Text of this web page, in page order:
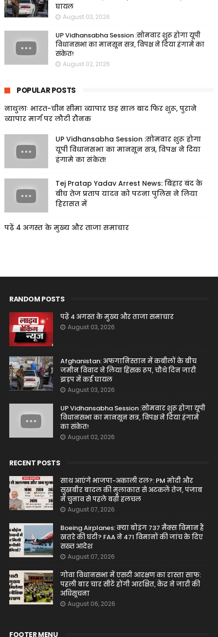
घायल
August 03, 2026
UP Vidhansabha Session :सोमवार शुरू होगा यूपी
विधानसभा का मानसून सत्र, विपक्ष ने दिया हंगामे का
संकेत!
August 02, 2026
POPULAR POSTS
नाथुलाः भारत-चीन सीमा व्यापार छह साल बाद फिर शुरू, पुराने
व्यापार मार्ग पर लौटी रौनक
UP Vidhansabha Session :सोमवार शुरू होगा
यूपी विधानसभा का मानसून सत्र, विपक्ष ने दिया
हंगामे का संकेत!
Tej Pratap Yadav Arrest News: बिहार बंद के
बीच तेज प्रताप यादव को पटना पुलिस ने लिया
हिरासत में
पढ़ें 4 अगस्त के मुख्य और ताजा समाचार
RANDOM POSTS
पढ़ें 4 अगस्त के मुख्य और ताजा समाचार
August 03, 2026
Afghanistan: अफगानिस्तान में कबीलों के बीच
जमीन विवाद ने लिया हिंसक रूप, चौथे दिन जारी
झड़प में कई घायल
August 03, 2026
UP Vidhansabha Session :सोमवार शुरू होगा यूपी
विधानसभा का मानसून सत्र, विपक्ष ने दिया हंगामे
का संकेत!
August 02, 2026
RECENT POSTS
साथ आएंगे भाजपा-अकाली दल?: PM मोदी और
सुखबीर बादल की मुलाकात से अटकलें तेज, पंजाब
में चुनाव से पहले बढ़ी हलचल
August 07, 2026
Boeing Airplanes: क्या बोइंग 737 मैक्स विमान हैं
खतरे की घंटी? FAA ने 471 विमानों की जांच के दिए
सख्त आदेश
August 07, 2026
गोवा विधानसभा में एसटी आरक्षण का रास्ता साफ:
पहली बार चार सीटें होंगी आरक्षित, केंद्र ने जारी की
अधिसूचना
August 06, 2026
FOOTER MENU